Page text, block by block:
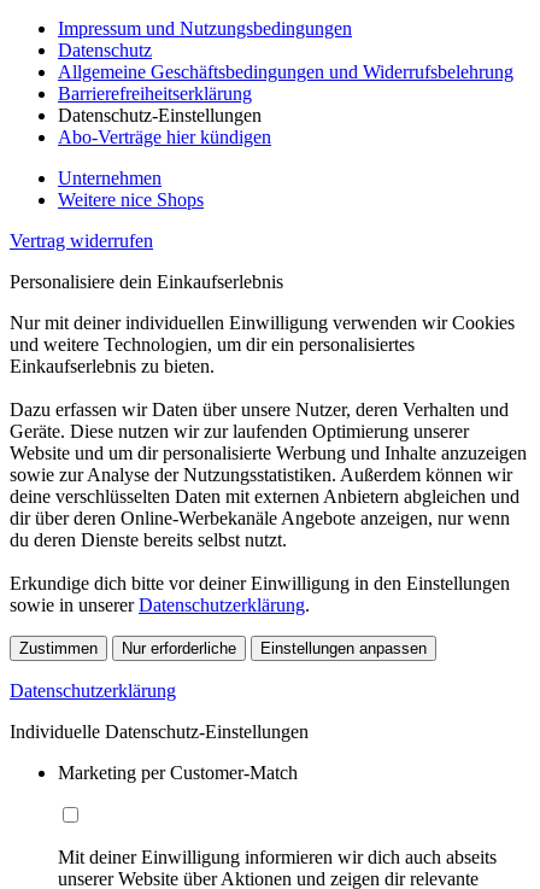
Impressum und Nutzungsbedingungen
Datenschutz
Allgemeine Geschäftsbedingungen und Widerrufsbelehrung
Barrierefreiheitserklärung
Datenschutz-Einstellungen
Abo-Verträge hier kündigen
Unternehmen
Weitere nice Shops
Vertrag widerrufen
Personalisiere dein Einkaufserlebnis
Nur mit deiner individuellen Einwilligung verwenden wir Cookies
und weitere Technologien, um dir ein personalisiertes
Einkaufserlebnis zu bieten.
Dazu erfassen wir Daten über unsere Nutzer, deren Verhalten und
Geräte. Diese nutzen wir zur laufenden Optimierung unserer
Website und um dir personalisierte Werbung und Inhalte anzuzeigen
sowie zur Analyse der Nutzungsstatistiken. Außerdem können wir
deine verschlüsselten Daten mit externen Anbietern abgleichen und
dir über deren Online-Werbekanäle Angebote anzeigen, nur wenn
du deren Dienste bereits selbst nutzt.
Erkundige dich bitte vor deiner Einwilligung in den Einstellungen
sowie in unsererDatenschutzerklärung.
Zustimmen Nur erforderliche Einstellungen anpassen
Datenschutzerklärung
Individuelle Datenschutz-Einstellungen
Marketing per Customer-Match
Mit deiner Einwilligung informieren wir dich auch abseits
unserer Website über Aktionen und zeigen dir relevante